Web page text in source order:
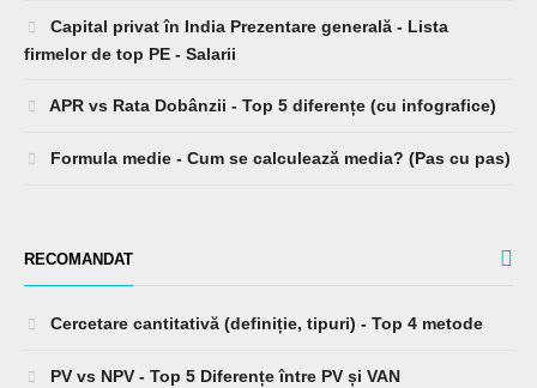
Capital privat în India Prezentare generală - Lista
firmelor de top PE - Salarii
APR vs Rata Dobânzii - Top 5 diferențe (cu infografice)
Formula medie - Cum se calculează media? (Pas cu pas)
RECOMANDAT
Cercetare cantitativă (definiție, tipuri) - Top 4 metode
PV vs NPV - Top 5 Diferențe între PV și VAN